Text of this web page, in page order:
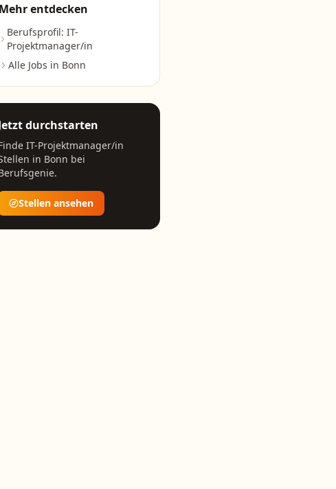
Mehr entdecken
Berufsprofil:IT-
Projektmanager/in
Alle Jobs in Bonn
durchstarten
IT-Projektmanager/in
in Bonn bei
Stellen ansehen